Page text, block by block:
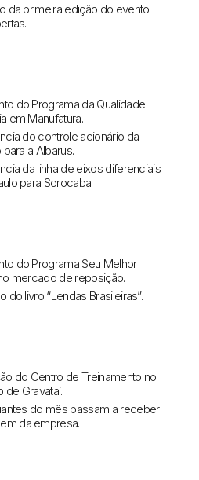
da primeira edição do evento
do Programa da Qualidade
em Manufatura.
do controle acionário da
para a Albarus.
da linha de eixos diferenciais
para Sorocaba.
do Programa Seu Melhor
mercado de reposição.
do livro “Lendas Brasileiras”.
do Centro de Treinamento no
de Gravataí.
do mês passam a receber
da empresa.